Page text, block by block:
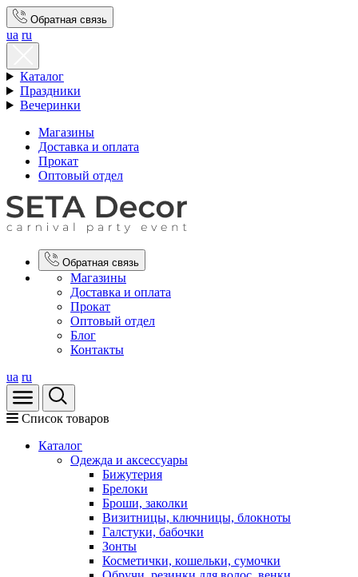
Обратная связь
ua ru
Каталог
Праздники
Вечеринки
Магазины
Доставка и оплата
Прокат
Оптовый отдел
Обратная связь
Магазины
Доставка и оплата
Прокат
Оптовый отдел
Блог
Контакты
ua ru
Список товаров
Каталог
Oдежда и аксессуары
Бижутерия
Брелоки
Броши, заколки
Визитницы, ключницы, блокноты
Галстуки, бабочки
Зонты
Косметички, кошельки, сумочки